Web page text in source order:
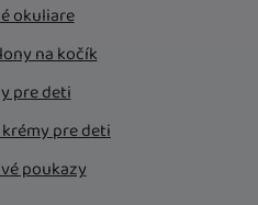
okuliare
na kočík
pre deti
pre deti
poukazy